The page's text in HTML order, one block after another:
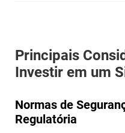
Principais
Investir em um
Normas de
Regulatória